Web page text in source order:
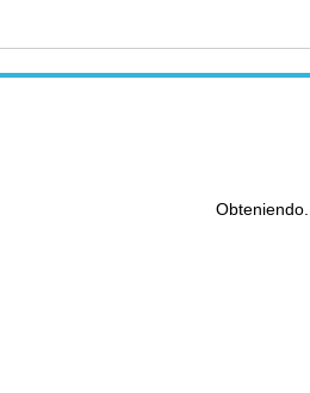
Obteniendo...